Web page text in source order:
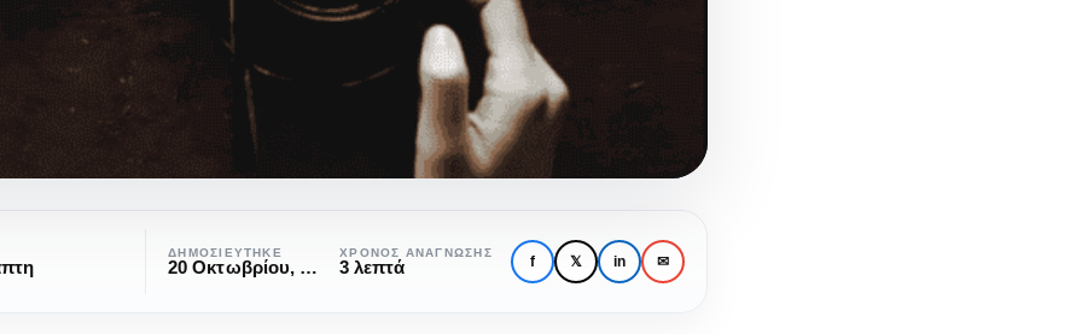
ΔΗΜΟΣΙΕΎΤΗΚΕ
20 Οκτωβρίου, 2021
ΧΡΌΝΟΣ ΑΝΆΓΝΩΣΗΣ
3 λεπτά f 𝕏 in ✉